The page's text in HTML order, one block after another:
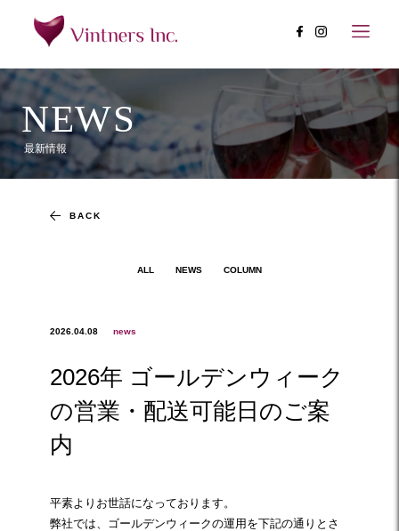
NEWS
最新情報
BACK
ALL NEWS COLUMN
2026.04.08 news
2026年 ゴールデンウィーク
の営業・配送可能日のご案
内
平素よりお世話になっております。
弊社では、ゴールデンウィークの運用を下記の通りとさ